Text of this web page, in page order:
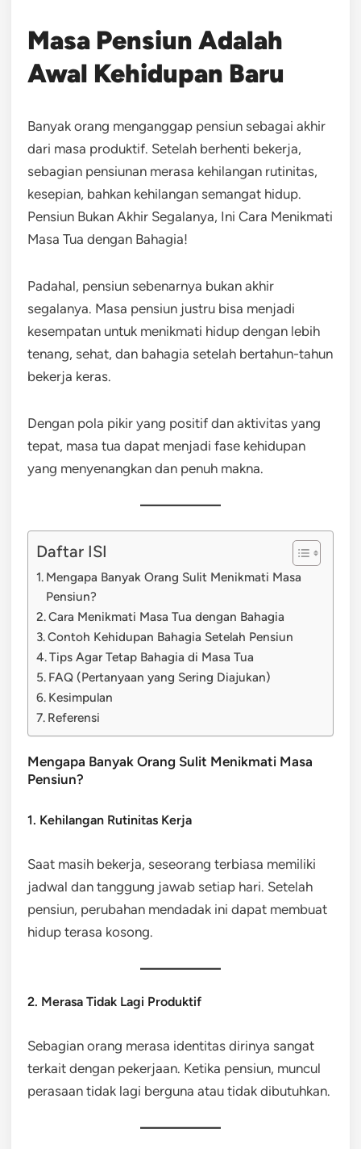
Masa Pensiun Adalah
Awal Kehidupan Baru
Banyak orang menganggap pensiun sebagai akhir
dari masa produktif. Setelah berhenti bekerja,
sebagian pensiunan merasa kehilangan rutinitas,
kesepian, bahkan kehilangan semangat hidup.
Pensiun Bukan Akhir Segalanya, Ini Cara Menikmati
Masa Tua dengan Bahagia!
Padahal, pensiun sebenarnya bukan akhir
segalanya. Masa pensiun justru bisa menjadi
kesempatan untuk menikmati hidup dengan lebih
tenang, sehat, dan bahagia setelah bertahun-tahun
bekerja keras.
Dengan pola pikir yang positif dan aktivitas yang
tepat, masa tua dapat menjadi fase kehidupan
yang menyenangkan dan penuh makna.
Daftar ISI
Mengapa Banyak Orang Sulit Menikmati Masa
Pensiun?
Cara Menikmati Masa Tua dengan Bahagia
Contoh Kehidupan Bahagia Setelah Pensiun
Tips Agar Tetap Bahagia di Masa Tua
FAQ (Pertanyaan yang Sering Diajukan)
Kesimpulan
Referensi
Mengapa Banyak Orang Sulit Menikmati Masa
Pensiun?
1. Kehilangan Rutinitas Kerja
Saat masih bekerja, seseorang terbiasa memiliki
jadwal dan tanggung jawab setiap hari. Setelah
pensiun, perubahan mendadak ini dapat membuat
hidup terasa kosong.
2. Merasa Tidak Lagi Produktif
Sebagian orang merasa identitas dirinya sangat
terkait dengan pekerjaan. Ketika pensiun, muncul
perasaan tidak lagi berguna atau tidak dibutuhkan.